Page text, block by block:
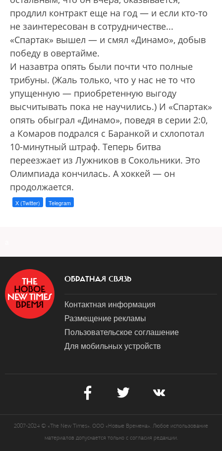
продлил контракт еще на год — и если кто-то
не заинтересован в сотрудничестве...
«Спартак» вышел — и смял «Динамо», добыв
победу в овертайме.
И назавтра опять были почти что полные
трибуны. (Жаль только, что у нас не то что
упущенную — приобретенную выгоду
высчитывать пока не научились.) И «Спартак»
опять обыграл «Динамо», поведя в серии 2:0,
а Комаров подрался с Баранкой и схлопотал
10-минутный штраф. Теперь битва
переезжает из Лужников в Сокольники. Это
Олимпиада кончилась. А хоккей — он
продолжается.
X (Twitter) Telegram
ОБРАТНАЯ СВЯЗЬ
Контактная информация
Размещение рекламы
Пользовательское соглашение
Для мобильных устройств
2007-2024 © «The New Times». ООО «Новые Времена». Любое использование
материалов допускается только с согласия редакции.